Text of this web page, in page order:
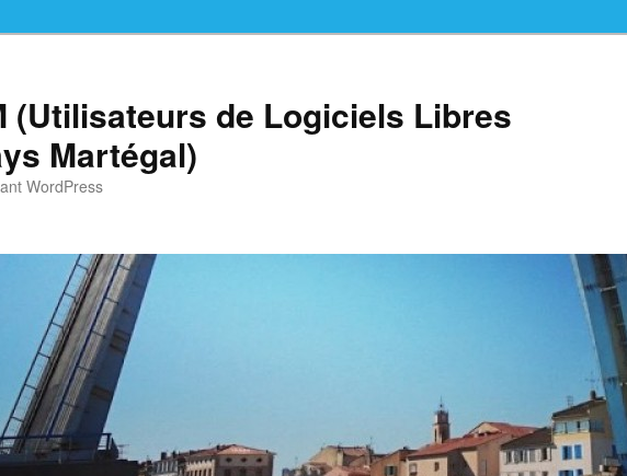
(Utilisateurs de Logiciels Libres
Martégal)
WordPress